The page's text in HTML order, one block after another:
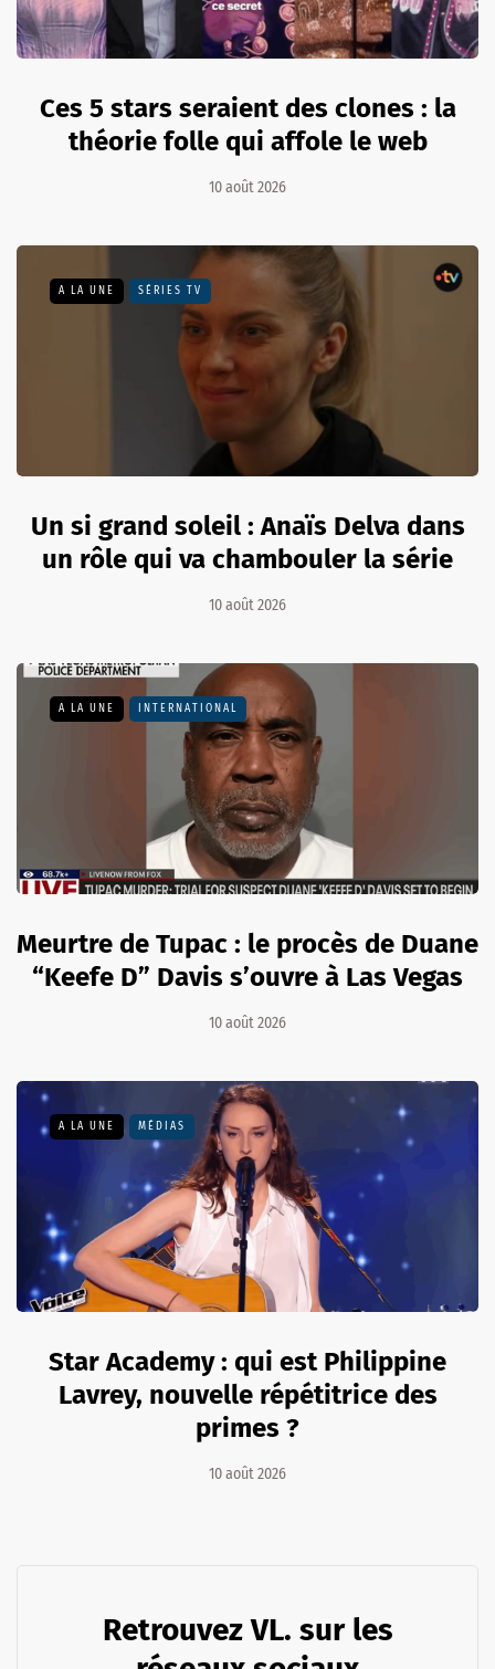
Ces 5 stars seraient des clones : la
théorie folle qui affole le web
10 août 2026
A LA UNE SÉRIES TV
Un si grand soleil : Anaïs Delva dans
un rôle qui va chambouler la série
10 août 2026
A LA UNE INTERNATIONAL
Meurtre de Tupac : le procès de Duane
“Keefe D” Davis s’ouvre à Las Vegas
10 août 2026
A LA UNE MÉDIAS
Star Academy : qui est Philippine
Lavrey, nouvelle répétitrice des
primes ?
10 août 2026
Retrouvez VL. sur les